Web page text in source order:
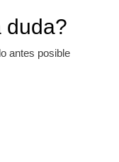
duda?
antes posible